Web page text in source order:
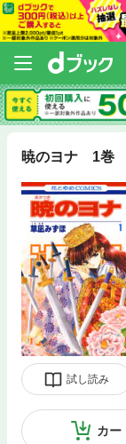
暁のヨナ 1巻
試し読み
カー